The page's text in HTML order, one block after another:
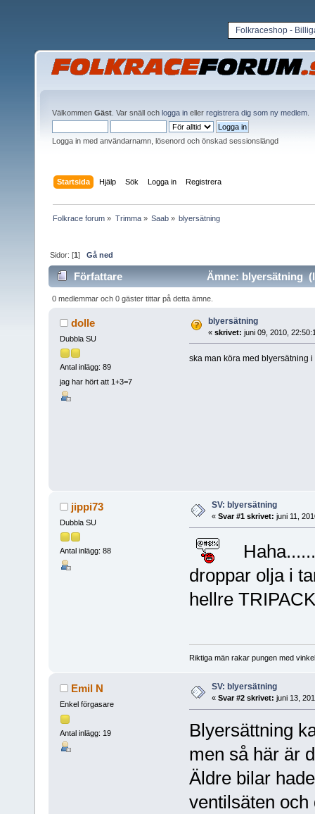
Folkraceshop -
Välkommen Gäst . Var snäll och logga in eller registrera dig som ny medlem
Logga in med användarnamn, lösenord och önskad sessionslängd
Startsida Hjälp Sök Logga in Registrera
Folkrace forum » Trimma» Saab» blyersätning
Sidor: [1]Gå ned
Författare Ämne: blyersätning
0 medlemmar och 0 gäster tittar på detta ämne.
dolle
Dubbla SU
Antal inlägg: 89
jag har hört att 1+3=7
blyersätning
« skrivet: juni 09, 2010,
ska man köra med blyersätning
jippi73
Dubbla SU
Antal inlägg: 88
SV: blyersätning
« Svar #1 skrivet: juni 11,
droppar olja i
hellre
Riktiga män rakar pungen med
Emil N
Enkel förgasare
Antal inlägg: 19
SV: blyersätning
« Svar #2 skrivet: juni 13,
Blyersättning
men så här är
Äldre bilar
ventilsäten